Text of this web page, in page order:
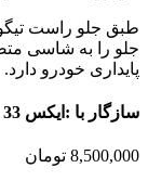
جلو را به شاسی
پایداری خودرو دارد.
سازگار با : ایکس 33 , ایکس 55 , تیگو 7
8,500,000 تومان